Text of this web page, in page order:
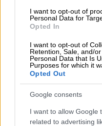
I want to opt-out of
Personal Data for
Opted In
I want to opt-out of
Retention, Sale, and/
Personal Data that Is
Purposes for which it
Opted Out
Google consents
I want to allow Google
related to advertising
Ο Μπότο θα
Οι πρώτες κινήσεις
θα διαφέρει κατά
περσινό, είναι